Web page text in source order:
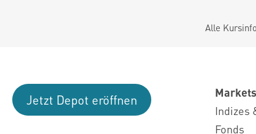
Alle
Jetzt Depot eröffnen
Markets
Indizes
Fonds